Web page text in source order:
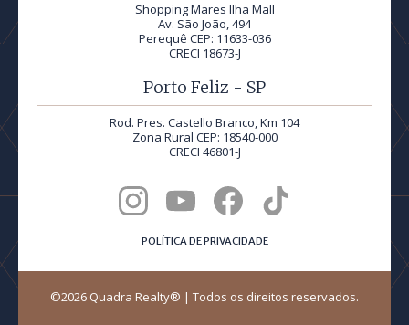
Shopping Mares Ilha Mall
Av. São João, 494
Perequê CEP: 11633-036
CRECI 18673-J
Porto Feliz - SP
Rod. Pres. Castello Branco, Km 104
Zona Rural CEP: 18540-000
CRECI 46801-J
POLÍTICA DE PRIVACIDADE
©2026 Quadra Realty® | Todos os direitos reservados.